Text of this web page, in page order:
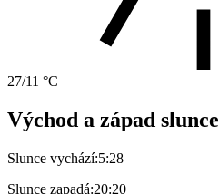
27/11 °C
Východ a západ slunce
Slunce vychází:5:28
Slunce zapadá:20:20